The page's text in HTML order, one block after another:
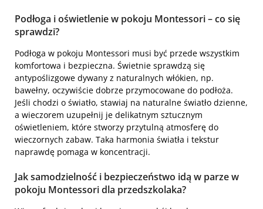
Podłoga i oświetlenie w pokoju Montessori – co się
sprawdzi?
Podłoga w pokoju Montessori musi być przede wszystkim
komfortowa i bezpieczna. Świetnie sprawdzą się
antypoślizgowe dywany z naturalnych włókien, np.
bawełny, oczywiście dobrze przymocowane do podłoża.
Jeśli chodzi o światło, stawiaj na naturalne światło dzienne,
a wieczorem uzupełnij je delikatnym sztucznym
oświetleniem, które stworzy przytulną atmosferę do
wieczornych zabaw. Taka harmonia światła i tekstur
naprawdę pomaga w koncentracji.
Jak samodzielność i bezpieczeństwo idą w parze w
pokoju Montessori dla przedszkolaka?